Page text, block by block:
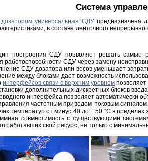
Система
универсальная СДУпредназначена
в составе ленточного
построения СДУ позволяет решать самые
работоспособности СДУ через замену
СДУ дозатора или весов уменьшает
между блоками дает возможность
интерфейсов связи с верхним уровнем
дополнительных дискретных блоков
интерфейса позволяет автоматически
частотным приводом токовым
температур от минус 40 до + 50 °C в
совместимость с существующими
свой ресурс, не только с